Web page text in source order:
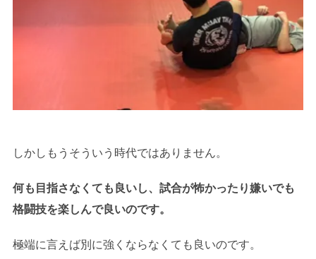
しかしもうそういう時代ではありません。
何も目指さなくても良いし、試合が怖かったり嫌いでも
格闘技を楽しんで良いのです。
極端に言えば別に強くならなくても良いのです。